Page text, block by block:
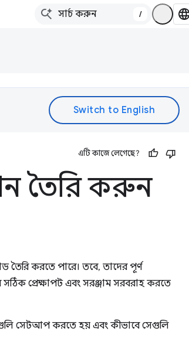
/
এটি কাজে লেগেছে?
তৈরি করুন
তৈরি করতে পারে। তবে, তাদের পূর্ণ
প্রেক্ষাপট এবং সরঞ্জাম সরবরাহ করতে
সেটআপ করতে হয় এবং কীভাবে সেগুলি